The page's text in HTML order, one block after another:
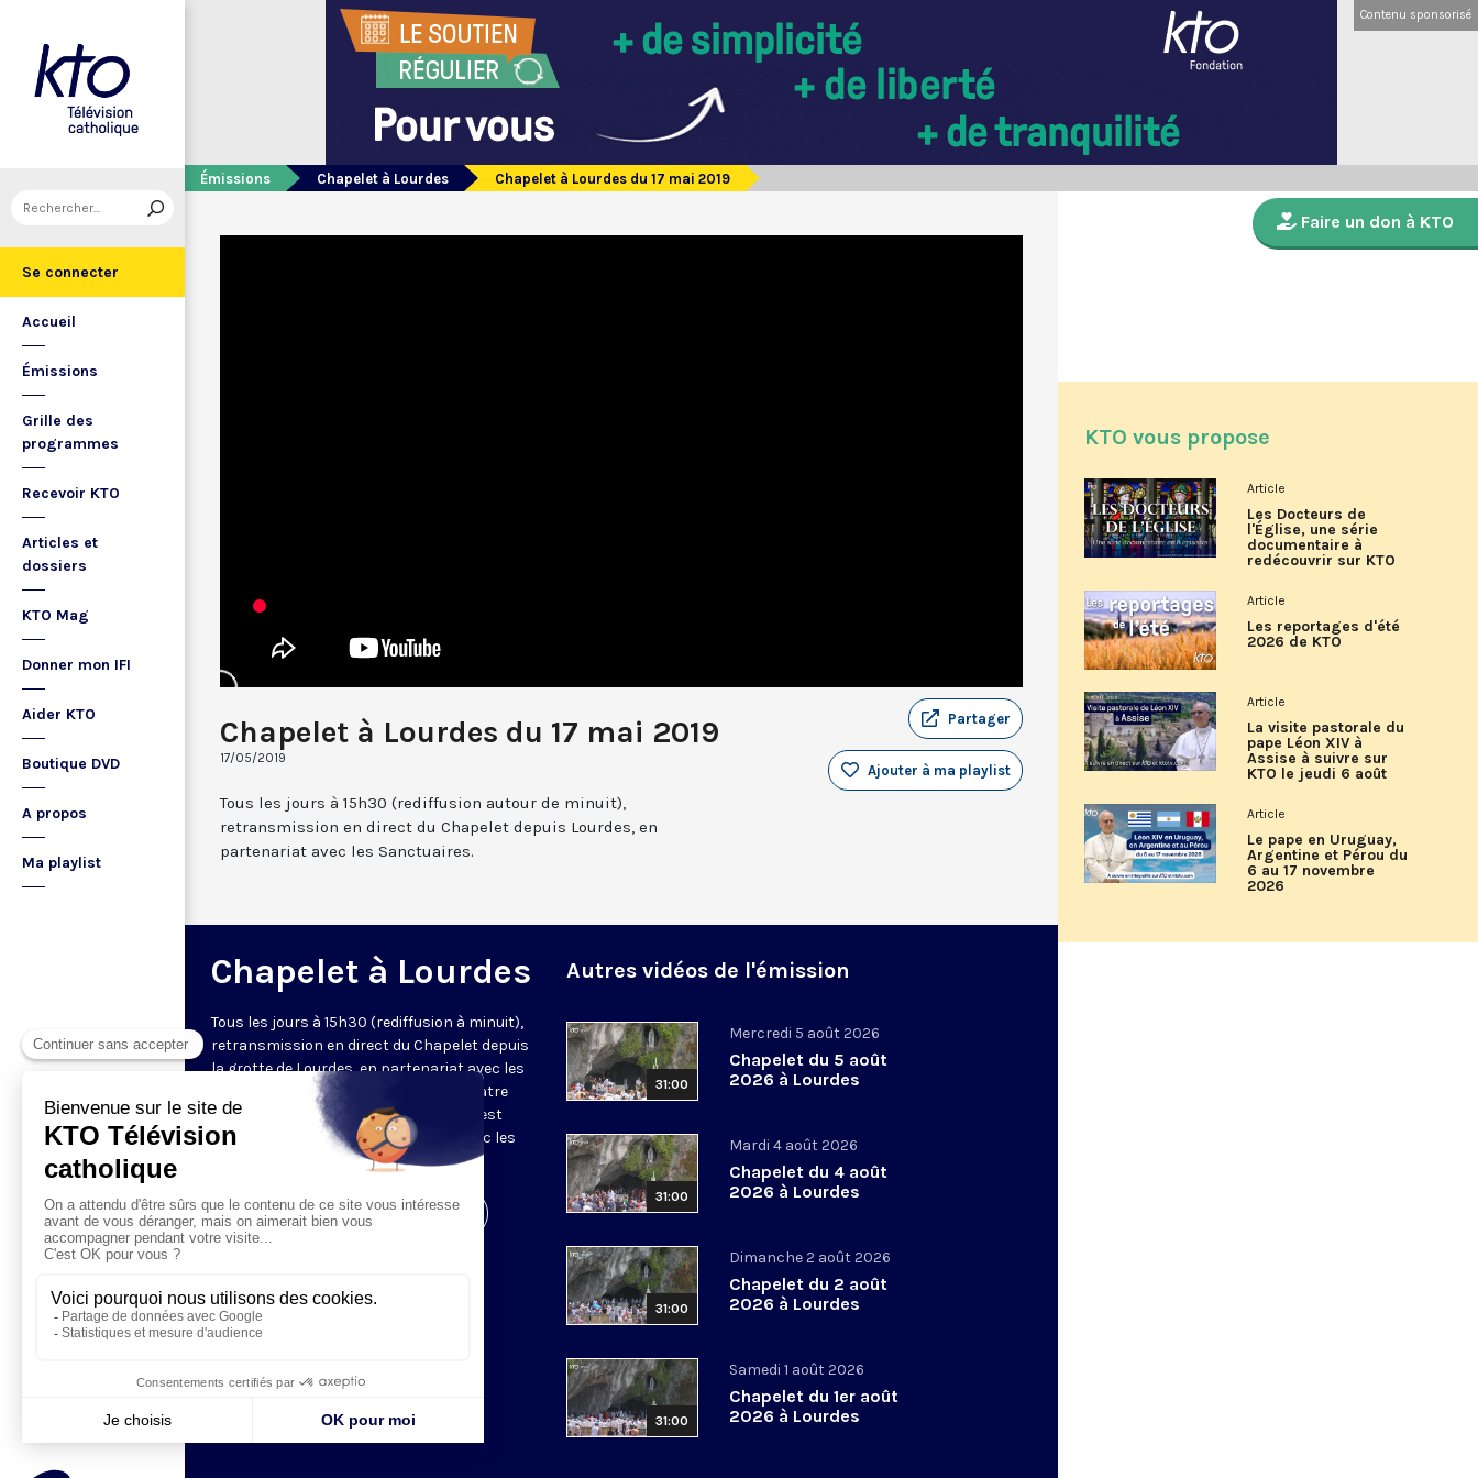
Se connecter
Accueil
Émissions
Grille des
programmes
Recevoir KTO
Articles et
dossiers
KTO Mag
Donner mon IFI
Aider KTO
Boutique DVD
A propos
Ma playlist
Contenu sponsorisé
Émissions Chapelet à Lourdes Chapelet à Lourdes du 17 mai 2019
Chapelet à Lourdes du 17 mai 2019
17/05/2019
Partager
Ajouter à ma playlist
Tous les jours à 15h30 (rediffusion autour de minuit),
retransmission en direct du Chapelet depuis Lourdes, en
partenariat avec les Sanctuaires.
Chapelet à Lourdes
Tous les jours à 15h30 (rediffusion à minuit),
retransmission en direct du Chapelet depuis
la grotte de Lourdes, en partenariat avec les
Sanctuaires. Chaque jour, l'une des quatre
méditations des mystères du Rosaire est
proposée en communion de prière avec les
Visiter la page de l'émission
Autres vidéos de l'émission
31:00
Mercredi 5 août 2026
Chapelet du 5 août
2026 à Lourdes
31:00
Mardi 4 août 2026
Chapelet du 4 août
2026 à Lourdes
31:00
Dimanche 2 août 2026
Chapelet du 2 août
2026 à Lourdes
31:00
Samedi 1 août 2026
Chapelet du 1er août
2026 à Lourdes
Faire un don à KTO
KTO vous propose
Article
Les Docteurs de
l'Église, une série
documentaire à
redécouvrir sur KTO
Article
Les reportages d'été
2026 de KTO
Article
La visite pastorale du
pape Léon XIV à
Assise à suivre sur
KTO le jeudi 6 août
Article
Le pape en Uruguay,
Argentine et Pérou du
6 au 17 novembre
2026